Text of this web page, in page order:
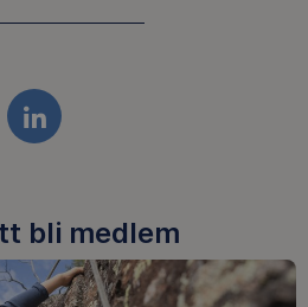
LINKEDIN
bli medlem